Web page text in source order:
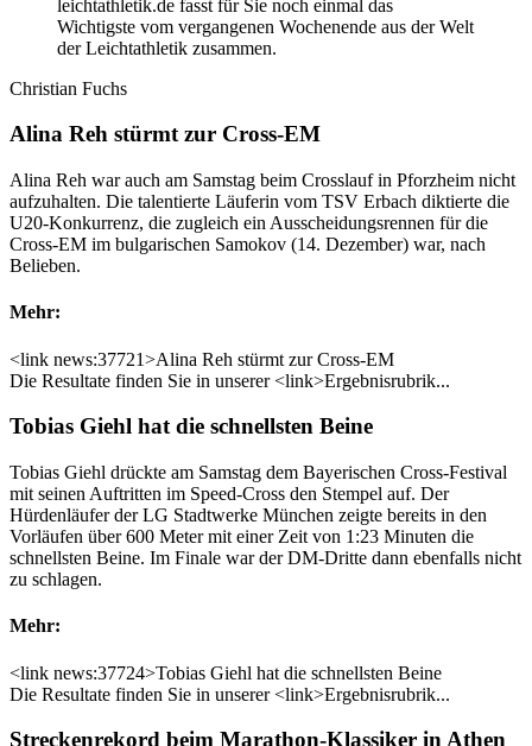
leichtathletik.de fasst für Sie noch einmal das
Wichtigste vom vergangenen Wochenende aus der Welt
der Leichtathletik zusammen.
Christian Fuchs
Alina Reh stürmt zur Cross-EM
Alina Reh war auch am Samstag beim Crosslauf in Pforzheim nicht
aufzuhalten. Die talentierte Läuferin vom TSV Erbach diktierte die
U20-Konkurrenz, die zugleich ein Ausscheidungsrennen für die
Cross-EM im bulgarischen Samokov (14. Dezember) war, nach
Belieben.
Mehr:
<link news:37721>Alina Reh stürmt zur Cross-EM
Die Resultate finden Sie in unserer <link>Ergebnisrubrik...
Tobias Giehl hat die schnellsten Beine
Tobias Giehl drückte am Samstag dem Bayerischen Cross-Festival
mit seinen Auftritten im Speed-Cross den Stempel auf. Der
Hürdenläufer der LG Stadtwerke München zeigte bereits in den
Vorläufen über 600 Meter mit einer Zeit von 1:23 Minuten die
schnellsten Beine. Im Finale war der DM-Dritte dann ebenfalls nicht
zu schlagen.
Mehr:
<link news:37724>Tobias Giehl hat die schnellsten Beine
Die Resultate finden Sie in unserer <link>Ergebnisrubrik...
Streckenrekord beim Marathon-Klassiker in Athen